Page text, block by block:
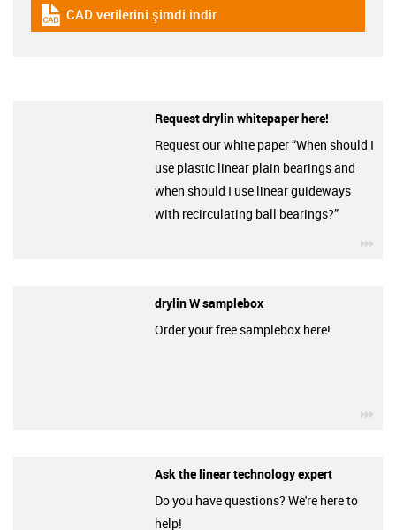
igus-icon-cad-dateien
CAD verilerini şimdi indir
Request drylin whitepaper here!
Request our white paper “When should I
use plastic linear plain bearings and
when should I use linear guideways
with recirculating ball bearings?”
drylin W samplebox
Order your free samplebox here!
Ask the linear technology expert
Do you have questions? We're here to
help!